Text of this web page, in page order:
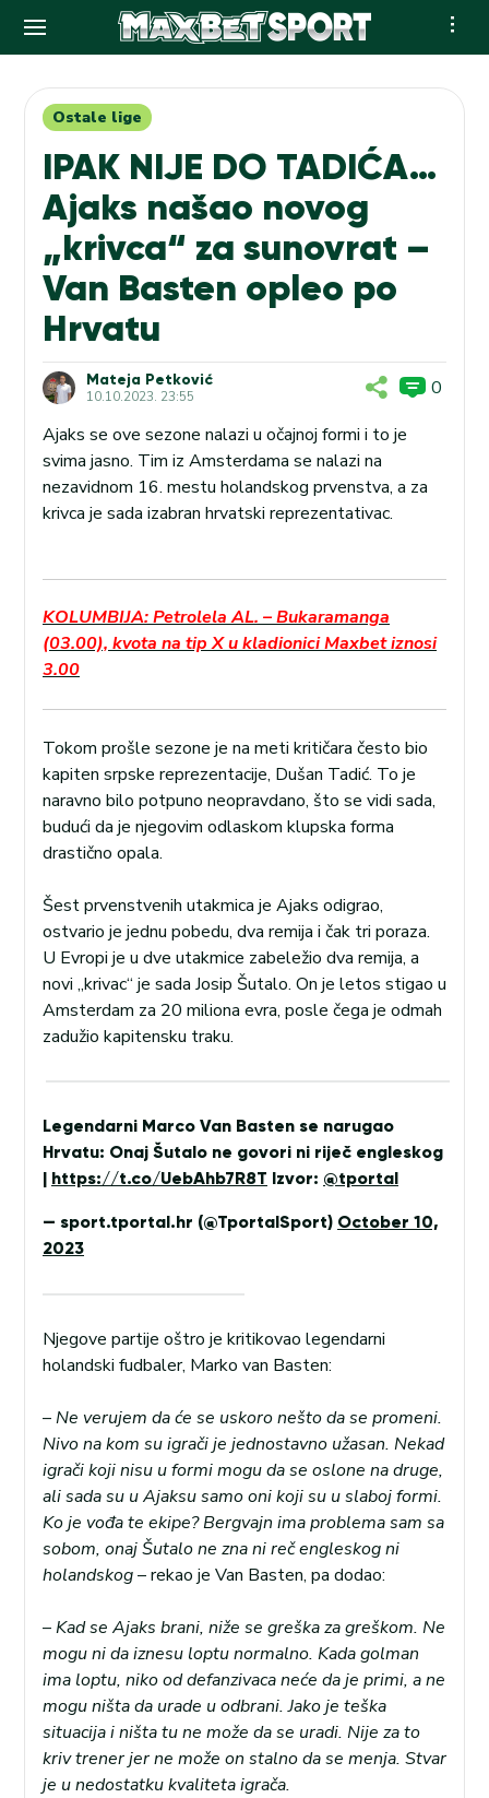
contentOstale lige
IPAK NIJE DO TADIĆA…
Ajaks našao novog
„krivca“ za sunovrat –
Van Basten opleo po
Hrvatu
Mateja Petković
10.10.2023. 23:55
0
Ajaks se ove sezone nalazi u očajnoj formi i to je
svima jasno. Tim iz Amsterdama se nalazi na
nezavidnom 16. mestu holandskog prvenstva, a za
krivca je sada izabran hrvatski reprezentativac.
KOLUMBIJA: Petrolela AL. – Bukaramanga
(03.00), kvota na tip X u kladionici Maxbet iznosi
3.00
Tokom prošle sezone je na meti kritičara često bio
kapiten srpske reprezentacije, Dušan Tadić. To je
naravno bilo potpuno neopravdano, što se vidi sada,
budući da je njegovim odlaskom klupska forma
drastično opala.
Šest prvenstvenih utakmica je Ajaks odigrao,
ostvario je jednu pobedu, dva remija i čak tri poraza.
U Evropi je u dve utakmice zabeležio dva remija, a
novi „krivac“ je sada Josip Šutalo. On je letos stigao u
Amsterdam za 20 miliona evra, posle čega je odmah
zadužio kapitensku traku.
Legendarni Marco Van Basten se narugao
Hrvatu: Onaj Šutalo ne govori ni riječ engleskog
| https://t.co/UebAhb7R8T Izvor: @tportal
— sport.tportal.hr (@TportalSport) October 10,
2023
Njegove partije oštro je kritikovao legendarni
holandski fudbaler, Marko van Basten:
–Ne verujem da će se uskoro nešto da se promeni.
Nivo na kom su igrači je jednostavno užasan. Nekad
igrači koji nisu u formi mogu da se oslone na druge,
ali sada su u Ajaksu samo oni koji su u slaboj formi.
Ko je vođa te ekipe? Bergvajn ima problema sam sa
sobom, onaj Šutalo ne zna ni reč engleskog ni
holandskog– rekao je Van Basten, pa dodao:
–Kad se Ajaks brani, niže se greška za greškom. Ne
mogu ni da iznesu loptu normalno. Kada golman
ima loptu, niko od defanzivaca neće da je primi, a ne
mogu ništa da urade u odbrani. Jako je teška
situacija i ništa tu ne može da se uradi. Nije za to
kriv trener jer ne može on stalno da se menja. Stvar
je u nedostatku kvaliteta igrača.